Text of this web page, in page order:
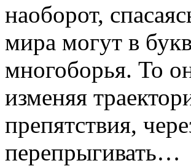
наоборот,
мира могут в
многоборья. То
изменяя
препятствия,
перепрыгивать…